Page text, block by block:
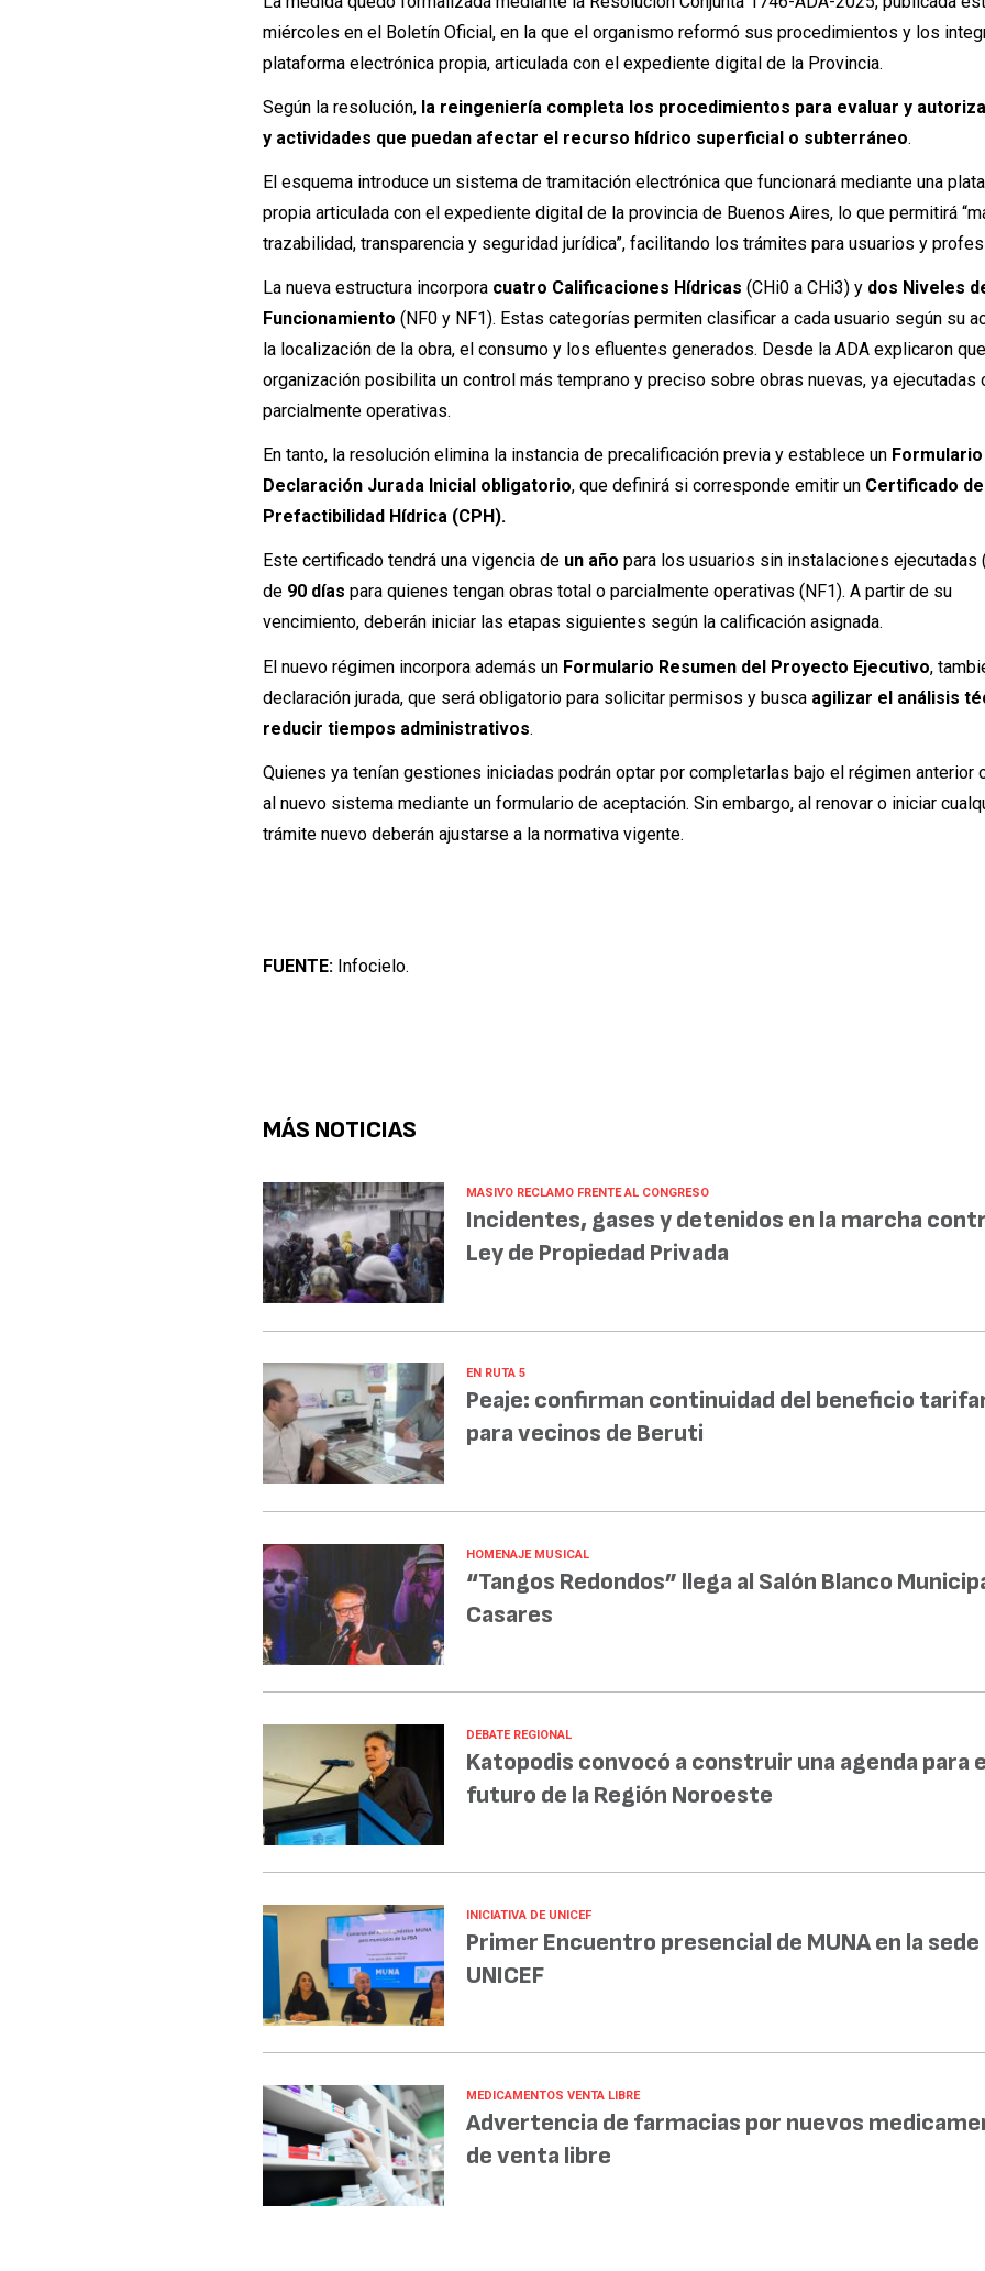
miércoles en el Boletín Oficial, en la que el organismo reformó sus procedimientos y los
plataforma electrónica propia, articulada con el expediente digital de la Provincia.
Según la resolución, la reingeniería completa los procedimientos para evaluar y
y actividades que puedan afectar el recurso hídrico superficial o subterráneo.
El esquema introduce un sistema de tramitación electrónica que funcionará mediante una
propia articulada con el expediente digital de la provincia de Buenos Aires, lo que permitirá
trazabilidad, transparencia y seguridad jurídica”, facilitando los trámites para usuarios y
La nueva estructura incorpora cuatro Calificaciones Hídricas (CHi0 a CHi3) y dos Niveles
Funcionamiento (NF0 y NF1). Estas categorías permiten clasificar a cada usuario según su
la localización de la obra, el consumo y los efluentes generados. Desde la ADA explicaron
organización posibilita un control más temprano y preciso sobre obras nuevas, ya ejecutadas
parcialmente operativas.
En tanto, la resolución elimina la instancia de precalificación previa y establece un
Declaración Jurada Inicial obligatorio, que definirá si corresponde emitir un Certificado de
Prefactibilidad Hídrica (CPH).
Este certificado tendrá una vigencia de un añopara los usuarios sin instalaciones ejecutadas
de 90 días para quienes tengan obras total o parcialmente operativas (NF1). A partir de su
vencimiento, deberán iniciar las etapas siguientes según la calificación asignada.
El nuevo régimen incorpora además un Formulario Resumen del Proyecto Ejecutivo,
declaración jurada, que será obligatorio para solicitar permisos y busca agilizar el análisis
reducir tiempos administrativos.
Quienes ya tenían gestiones iniciadas podrán optar por completarlas bajo el régimen anterior
al nuevo sistema mediante un formulario de aceptación. Sin embargo, al renovar o iniciar
trámite nuevo deberán ajustarse a la normativa vigente.
FUENTE: Infocielo.
MÁS NOTICIAS
MASIVO RECLAMO FRENTE AL CONGRESO
Incidentes, gases y detenidos en la marcha
Ley de Propiedad Privada
EN RUTA 5
Peaje: confirman continuidad del beneficio
para vecinos de Beruti
HOMENAJE MUSICAL
“Tangos Redondos” llega al Salón Blanco
Casares
DEBATE REGIONAL
Katopodis convocó a construir una agenda para
futuro de la Región Noroeste
INICIATIVA DE UNICEF
Primer Encuentro presencial de MUNA en la sede
UNICEF
MEDICAMENTOS VENTA LIBRE
Advertencia de farmacias por nuevos
de venta libre